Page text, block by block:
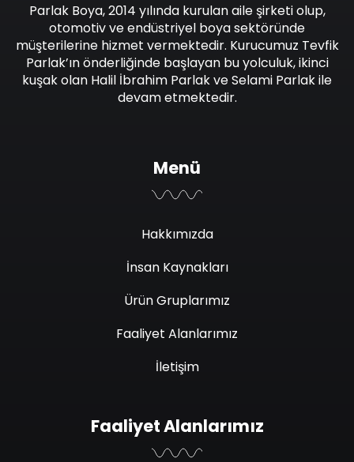
Parlak Boya, 2014 yılında kurulan aile şirketi olup,
otomotiv ve endüstriyel boya sektöründe
müşterilerine hizmet vermektedir. Kurucumuz Tevfik
Parlak’ın önderliğinde başlayan bu yolculuk, ikinci
kuşak olan Halil İbrahim Parlak ve Selami Parlak ile
devam etmektedir.
Menü
Hakkımızda
İnsan Kaynakları
Ürün Gruplarımız
Faaliyet Alanlarımız
İletişim
Faaliyet Alanlarımız